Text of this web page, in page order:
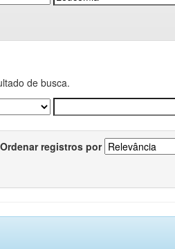
de busca.
Ordenar registros por